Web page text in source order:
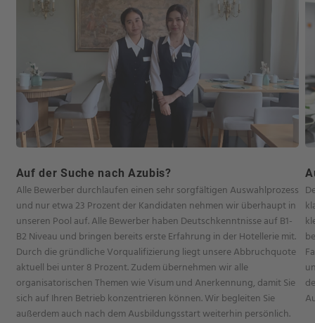
Auf der Suche nach Azubis?
Alle Bewerber durchlaufen einen sehr sorgfältigen Auswahlprozess
und nur etwa 23 Prozent der Kandidaten nehmen wir überhaupt in
unseren Pool auf. Alle Bewerber haben Deutschkenntnisse auf B1-
B2 Niveau und bringen bereits erste Erfahrung in der Hotellerie mit.
Durch die gründliche Vorqualifizierung liegt unsere Abbruchquote
aktuell bei unter 8 Prozent. Zudem übernehmen wir alle
organisatorischen Themen wie Visum und Anerkennung, damit Sie
sich auf Ihren Betrieb konzentrieren können. Wir begleiten Sie
außerdem auch nach dem Ausbildungsstart weiterhin persönlich.